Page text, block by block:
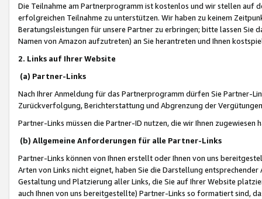
Die Teilnahme am Partnerprogramm ist kostenlos und wir stellen auf
erfolgreichen Teilnahme zu unterstützen. Wir haben zu keinem
Beratungsleistungen für unsere Partner zu erbringen; bitte lassen Sie
Namen von Amazon aufzutreten) an Sie herantreten und Ihnen
2. Links auf Ihrer Website
(a) Partner-Links
Nach Ihrer Anmeldung für das Partnerprogramm dürfen Sie Partner-
Zurückverfolgung, Berichterstattung und Abgrenzung der
Partner-Links müssen die Partner-ID nutzen, die wir Ihnen zugewiesen
(b) Allgemeine Anforderungen für alle Partner-Links
Partner-Links können von Ihnen erstellt oder Ihnen von uns
Arten von Links nicht eignet, haben Sie die Darstellung
Gestaltung und Platzierung aller Links, die Sie auf Ihrer Website
auch Ihnen von uns bereitgestellte) Partner-Links so formatiert sind,